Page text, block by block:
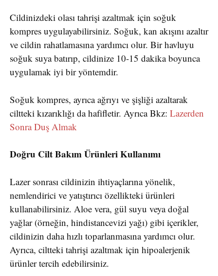
Cildinizdeki olası tahrişi azaltmak için soğuk
kompres uygulayabilirsiniz. Soğuk, kan akışını azaltır
ve cildin rahatlamasına yardımcı olur. Bir havluyu
soğuk suya batırıp, cildinize 10-15 dakika boyunca
uygulamak iyi bir yöntemdir.
Soğuk kompres, ayrıca ağrıyı ve şişliği azaltarak
ciltteki kızarıklığı da hafifletir. Ayrıca Bkz: Lazerden
Sonra Duş Almak
Doğru Cilt Bakım Ürünleri Kullanımı
Lazer sonrası cildinizin ihtiyaçlarına yönelik,
nemlendirici ve yatıştırıcı özellikteki ürünleri
kullanabilirsiniz. Aloe vera, gül suyu veya doğal
yağlar (örneğin, hindistancevizi yağı) gibi içerikler,
cildinizin daha hızlı toparlanmasına yardımcı olur.
Ayrıca, ciltteki tahrişi azaltmak için hipoalerjenik
ürünler tercih edebilirsiniz.